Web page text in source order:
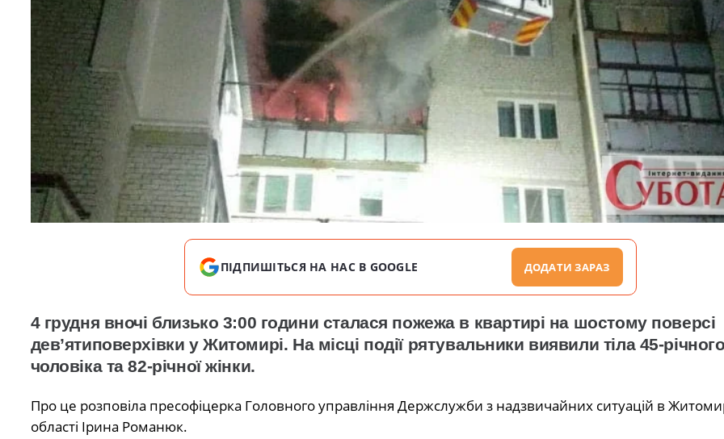
ПІДПИШІТЬСЯ НА НАС В GOOGLE ДОДАТИ ЗАРАЗ
4 грудня вночі близько 3:00 години сталася пожежа в квартирі на шостому поверсі
дев’ятиповерхівки у Житомирі. На місці події рятувальники виявили тіла 45-
чоловіка та 82-річної жінки.
Про це розповіла пресофіцерка Головного управління Держслужби з надзвичайних ситуацій в
області Ірина Романюк.